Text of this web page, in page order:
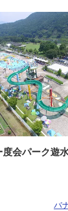
度会パーク遊
バ